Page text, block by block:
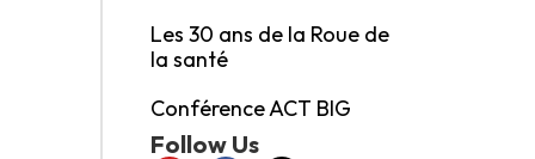
Les 30 ans de la Roue de
la santé
Conférence ACT BIG
Follow Us